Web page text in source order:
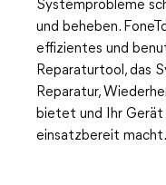
Systemprobleme
und beheben.
effizientes und
Reparaturtool, das
Reparatur,
bietet und Ihr Gerät
einsatzbereit macht.